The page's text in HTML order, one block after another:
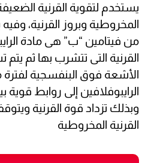
يستخدم لتقوية القرنية
المخروطية وبروز القرنية،
من فيتامين “ب” هى مادة
القرنية التى تتشرب بها ثم
الأشعة فوق البنفسجية
الرايبوفلافين إلى روابط قوية
وبذلك تزداد قوة القرنية
القرنية المخروطية